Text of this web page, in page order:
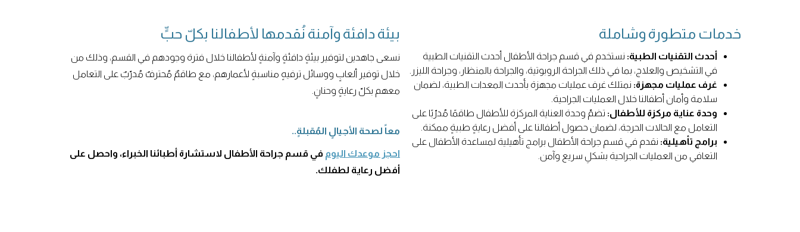
خدمات متطورة وشاملة
أحدث التقنيات الطبية: نستخدم في قسم جراحة الأطفال أحدث التقنيات الطبية
في التشخيص والعلاج، بما في ذلك الجراحة الروبوتية، والجراحة بالمنظار، وجراحة الليزر.
غرف عمليات مجهزة: نمتلك غرف عمليات مجهزة بأحدث المعدات الطبية، لضمان
سلامة وأمان أطفالنا خلال العمليات الجراحية.
وحدة عناية مركزة للأطفال: تضمّ وحدة العناية المركزة للأطفال طاقمًا مُدرّبًا على
التعامل مع الحالات الحرجة، لضمان حصول أطفالنا على أفضل رعايةٍ طبيةٍ ممكنة.
برامج تأهيلية: نقدم في قسم جراحة الأطفال برامج تأهيلية لمساعدة الأطفال على
التعافي من العمليات الجراحية بشكلٍ سريعٍ وآمن.
بيئة دافئة وآمنة نُقدمها لأطفالنا بكلّ حبٍّ
نسعى جاهدين لتوفير بيئةٍ دافئةٍ وآمنةٍ لأطفالنا خلال فترة وجودهم في القسم، وذلك من
خلال توفير ألعابٍ ووسائل ترفيهٍ مناسبةٍ لأعمارهم، مع طاقمٌ مُحترفٌ مُدرّبٌ على التعامل
معهم بكلّ رعايةٍ وحنانٍ.
معاً لصحة الأجيالٍ المُقبلةٍ..
احجز موعدك اليوم في قسم جراحة الأطفال لاستشارة أطبائنا الخبراء، واحصل على
أفضل رعاية لطفلك.